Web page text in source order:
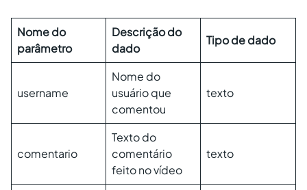
Nome do
parâmetro
Descrição do
dado
Tipo de dado
username
Nome do
usuário que
comentou
texto
comentario
Texto do
comentário
feito no vídeo
texto